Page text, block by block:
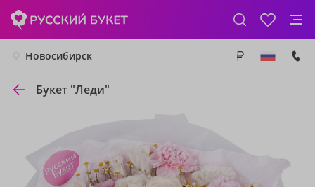
Новосибирск
Букет "Леди"